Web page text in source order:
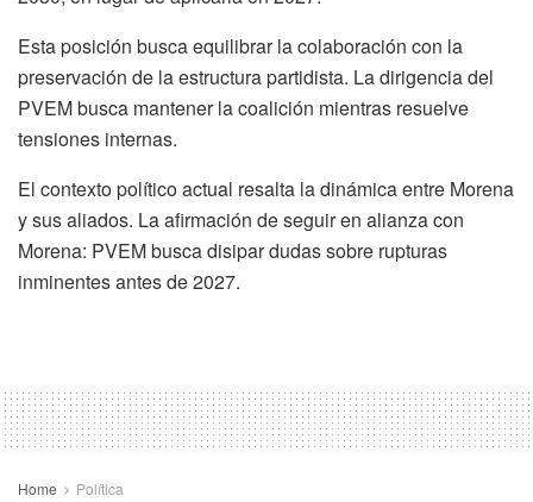
Esta posición busca equilibrar la colaboración con la
preservación de la estructura partidista. La dirigencia del
PVEM busca mantener la coalición mientras resuelve
tensiones internas.
El contexto político actual resalta la dinámica entre Morena
y sus aliados. La afirmación de seguir en alianza con
Morena: PVEM busca disipar dudas sobre rupturas
inminentes antes de 2027.
Home Política